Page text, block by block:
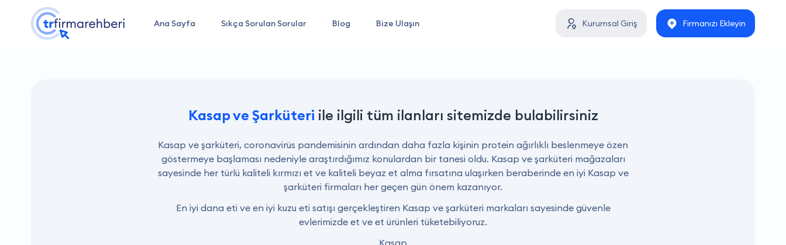
Ana Sayfa Sıkça Sorulan Sorular Blog Bize Ulaşın Kurumsal Giriş Firmanızı Ekleyin
Kasap ve Şarküteri ile ilgili tüm ilanları sitemizde bulabilirsiniz
Kasap ve şarküteri, coronavirüs pandemisinin ardından daha fazla kişinin protein ağırlıklı beslenmeye özen
göstermeye başlaması nedeniyle araştırdığımız konulardan bir tanesi oldu. Kasap ve şarküteri mağazaları
sayesinde her türlü kaliteli kırmızı et ve kaliteli beyaz et alma fırsatına ulaşırken beraberinde en iyi Kasap ve
şarküteri firmaları her geçen gün önem kazanıyor.
En iyi dana eti ve en iyi kuzu eti satışı gerçekleştiren Kasap ve şarküteri markaları sayesinde güvenle
evlerimizde et ve et ürünleri tüketebiliyoruz.
Kasap